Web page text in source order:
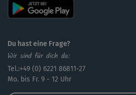
Du hast eine Frage?
Wir sind für dich da:
Tel.:+49 (0) 6221 86811-27
Mo. bis Fr. 9 - 12 Uhr